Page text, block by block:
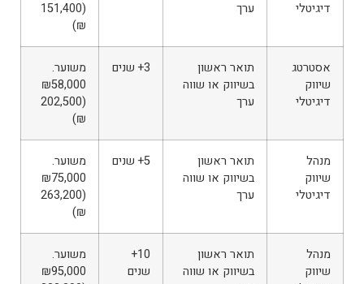
דיגיטלי
ערך
(151,400
₪)
אסטרטג
שיווק
דיגיטלי
תואר ראשון
בשיווק או שווה
ערך
3+ שנים
משוער.
₪58,000
(202,500
₪)
מנהל
שיווק
דיגיטלי
תואר ראשון
בשיווק או שווה
ערך
5+ שנים
משוער.
₪75,000
(263,200
₪)
מנהל
שיווק
תואר ראשון
בשיווק או שווה
10+
שנים
משוער.
₪95,000